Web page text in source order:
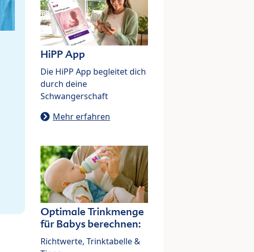
HiPP App
Die HiPP App begleitet dich
durch deine
Schwangerschaft
Mehr erfahren
Optimale Trinkmenge
für Babys berechnen:
Richtwerte, Trinktabelle &